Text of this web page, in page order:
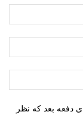
بعد که نظر